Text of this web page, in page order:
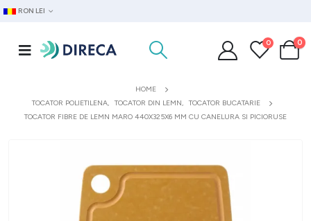
RON LEI
0 0
HOME
TOCATOR POLIETILENA, TOCATOR DIN LEMN, TOCATOR BUCATARIE
TOCATOR FIBRE DE LEMN MARO 440X325X6 MM CU CANELURA SI PICIORUSE